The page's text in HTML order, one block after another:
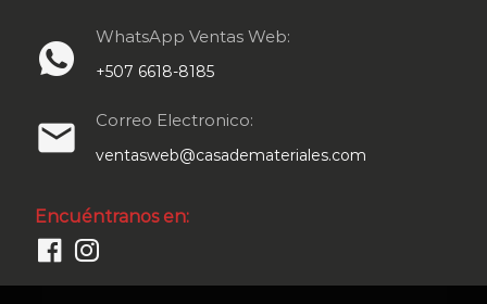
WhatsApp Ventas Web:
+507 6618-8185
email Correo Electronico:
ventasweb@casademateriales.com
Encuéntranos en: